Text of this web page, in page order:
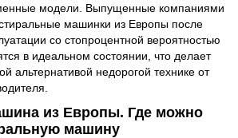
модели. Выпущенные компаниями
машинки из Европы после
со стопроцентной вероятностью
в идеальном состоянии, что делает
альтернативой недорогой технике от
из Европы. Где можно
машину